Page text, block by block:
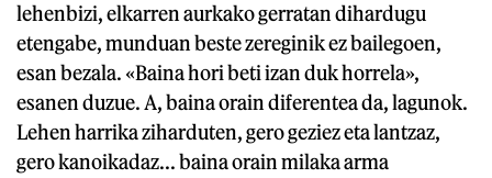
lehenbizi, elkarren aurkako gerratan dihardugu
etengabe, munduan beste zereginik ez bailegoen,
esan bezala. «Baina hori beti izan duk horrela»,
esanen duzue. A, baina orain diferentea da, lagunok.
Lehen harrika ziharduten, gero geziez eta lantzaz,
gero kanoikadaz... baina orain milaka arma